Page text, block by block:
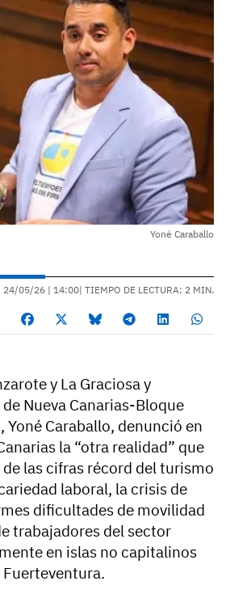
Yoné Caraballo
24/05/26 | 14:00| TIEMPO DE LECTURA: 2 MIN.
y La Graciosa y
Nueva Canarias-Bloque
Yoné Caraballo, denunció en
la “otra realidad” que
las cifras récord del turismo
laboral, la crisis de
dificultades de movilidad
trabajadores del sector
en islas no capitalinos